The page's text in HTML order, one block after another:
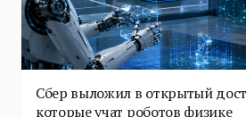
Сбер выложил в открытый
которые учат роботов физике